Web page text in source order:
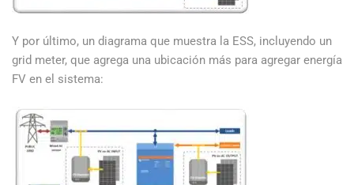
Y por último, un diagrama que muestra la ESS, incluyendo un
grid meter, que agrega una ubicación más para agregar energía
FV en el sistema: